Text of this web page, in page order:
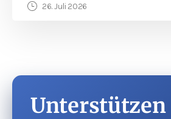
26. Juli 2026
Unterstützen